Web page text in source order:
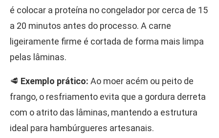
é colocar a proteína no congelador por cerca de 15
a 20 minutos antes do processo. A carne
ligeiramente firme é cortada de forma mais limpa
pelas lâminas.
🥩 Exemplo prático: Ao moer acém ou peito de
frango, o resfriamento evita que a gordura derreta
com o atrito das lâminas, mantendo a estrutura
ideal para hambúrgueres artesanais.